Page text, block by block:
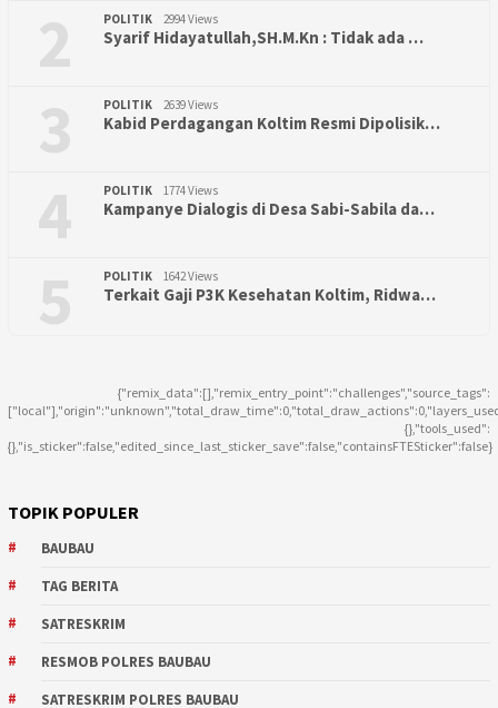
2 POLITIK 2994 Views
Syarif Hidayatullah,SH.M.Kn : Tidak ada …
3 POLITIK 2639 Views
Kabid Perdagangan Koltim Resmi Dipolisik…
4 POLITIK 1774 Views
Kampanye Dialogis di Desa Sabi-Sabila da…
5 POLITIK 1642 Views
Terkait Gaji P3K Kesehatan Koltim, Ridwa…
{"remix_data":[],"remix_entry_point":"challenges","source_tags":
{},"tools_used":
{},"is_sticker":false,"edited_since_last_sticker_save":false,"containsFTESticker":false}
TOPIK POPULER
BAUBAU
TAG BERITA
SATRESKRIM
RESMOB POLRES BAUBAU
SATRESKRIM POLRES BAUBAU